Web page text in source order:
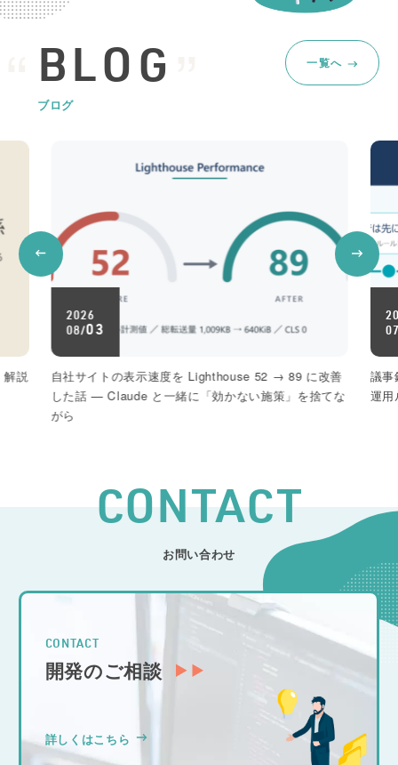
BLOG
ブログ
一覧へ
善
2026
07/31
議事録はもう手で書かない｜AI自動化で先に決めたい
運用ルール
IoT
CONTACT
お問い合わせ
CONTACT
開発のご相談
詳しくはこちら